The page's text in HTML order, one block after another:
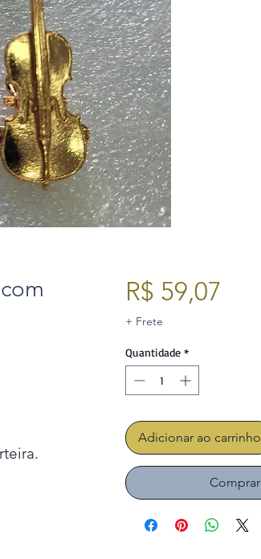
R$ 59,07
+ Frete
Quantidade *
Adicionar ao carrinho
Comprar